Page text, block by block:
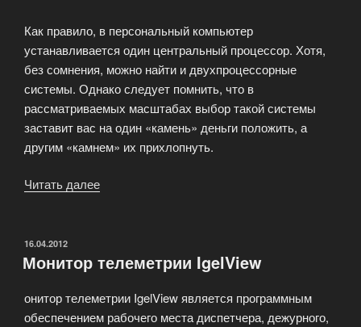
Как правило, в персональный компьютер
устанавливается один центральный процессор. Хотя,
без сомнения, можно найти и двухпроцессорные
системы. Однако следует помнить, что в
рассматриваемых масштабах выбор такой системы
заставит вас на один «камень» деньги положить, а
другим «камнем» их прихлопнуть.
Читать далее
компьютера»
ОПУБЛИКОВАНО
16.04.2012
Монитор телеметрии IgelView
онитор телеметрии IgelView является программным
обеспечением рабочего места диспетчера, дежурного,